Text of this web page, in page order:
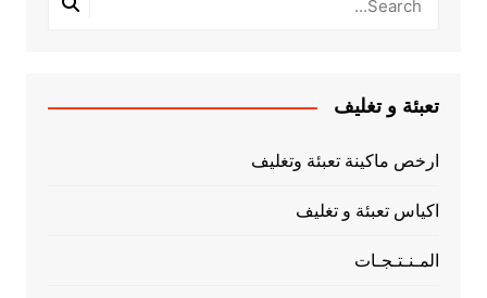
تعبئة و تغليف
ارخص ماكينة تعبئة وتغليف
اكياس تعبئة و تغليف
المـنـتـجـات